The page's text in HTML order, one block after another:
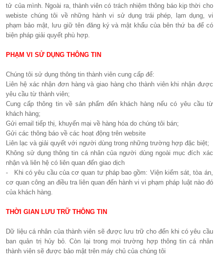
tử của mình. Ngoài ra, thành viên có trách nhiệm thông báo kịp thời cho
webiste chúng tôi về những hành vi sử dụng trái phép, lạm dụng, vi
phạm bảo mật, lưu giữ tên đăng ký và mật khẩu của bên thứ ba để có
biện pháp giải quyết phù hợp.
PHẠM VI SỬ DỤNG THÔNG TIN
Chúng tôi sử dụng thông tin thành viên cung cấp để:
Liên hệ xác nhận đơn hàng và giao hàng cho thành viên khi nhận được
yêu cầu từ thành viên;
Cung cấp thông tin về sản phẩm đến khách hàng nếu có yêu cầu từ
khách hàng;
Gửi email tiếp thị, khuyến mại về hàng hóa do chúng tôi bán;
Gửi các thông báo về các hoạt động trên website
Liên lạc và giải quyết với người dùng trong những trường hợp đặc biệt;
Không sử dụng thông tin cá nhân của người dùng ngoài mục đích xác
nhận và liên hệ có liên quan đến giao dịch
- Khi có yêu cầu của cơ quan tư pháp bao gồm: Viện kiểm sát, tòa án,
cơ quan công an điều tra liên quan đến hành vi vi phạm pháp luật nào đó
của khách hàng.
THỜI GIAN LƯU TRỮ THÔNG TIN
Dữ liệu cá nhân của thành viên sẽ được lưu trữ cho đến khi có yêu cầu
ban quản trị hủy bỏ. Còn lại trong mọi trường hợp thông tin cá nhân
thành viên sẽ được bảo mật trên máy chủ của chúng tôi